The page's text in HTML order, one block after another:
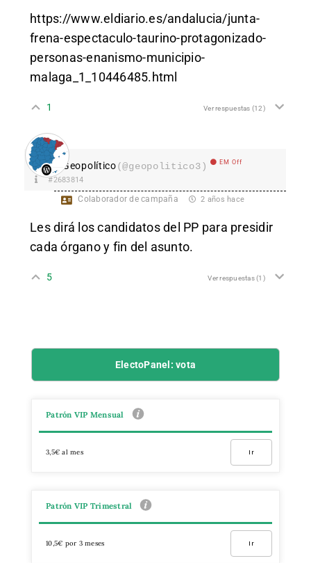
https://www.eldiario.es/andalucia/junta-
frena-espectaculo-taurino-protagonizado-
personas-enanismo-municipio-
malaga_1_10446485.html
1 Ver respuestas (12)
Geopolítico(@geopolitico3) EM Off
#2683814
Colaborador de campaña 2 años hace
Les dirá los candidatos del PP para presidir
cada órgano y fin del asunto.
5 Ver respuestas(1)
ElectoPanel: vota
Patrón VIP Mensual
3,5€ al mes Ir
Patrón VIP Trimestral
10,5€ por 3 meses Ir